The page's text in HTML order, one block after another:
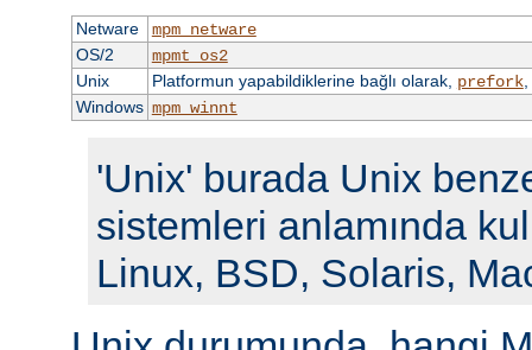
Netware
mpm_netware
OS/2
mpmt_os2
Unix
Platformun yapabildiklerine bağlı olarak, prefork,
Windows mpm_winnt
'Unix' burada Unix
sistemleri anlamında
Linux, BSD, Solaris,